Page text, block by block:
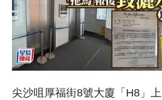
尖沙咀厚福街8號大廈「H8」